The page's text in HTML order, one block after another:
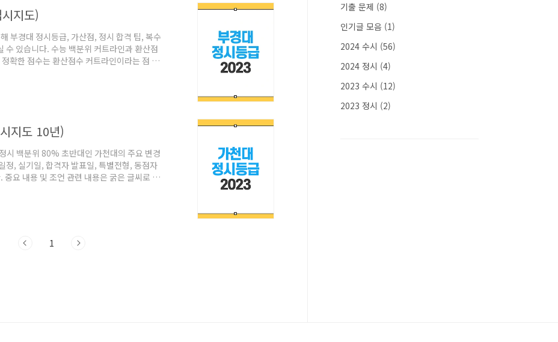
지도)
부경대 정시등급, 가산점, 정시 합격 팁, 복수
수 있습니다. 수능 백분위 커트라인과 환산점
확한 점수는 환산점수 커트라인이라는 점 먼
각 대학명을 누르시면 해당 페이지로 이동합
지도 10년)
시 백분위 80% 초반대인 가천대의 주요 변경
정, 실기일, 합격자 발표일, 특별전형, 동점자
요 내용 및 조언 관련 내용은 굵은 글씨로 해
예술학과(연출), 미술디자인학부, 체육학부
1
기출 문제 (8)
인기글 모음 (1)
2024 수시 (56)
2024 정시 (4)
2023 수시 (12)
2023 정시 (2)